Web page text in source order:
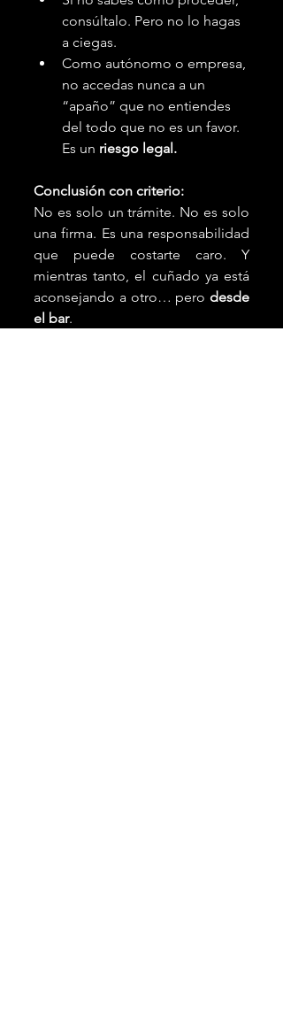
consúltalo. Pero no lo hagas
a ciegas.
Como autónomo o empresa,
no accedas nunca a un
“apaño” que no entiendes
del todo que no es un favor.
Es un riesgo legal.
Conclusión con criterio:
No es solo un trámite. No es solo
una firma. Es una responsabilidad
que puede costarte caro. Y
mientras tanto, el cuñado ya está
aconsejando a otro… pero desde
el bar.